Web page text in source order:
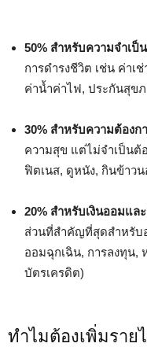
50% สำหรับความจำเป็
การดำรงชีวิต เช่น ค่าเ
ค่าน้ำค่าไฟ, ประกันสุข
30% สำหรับความต้องก
ความสุข แต่ไม่จำเป็นต้
ฟิตเนส, ดูหนัง, กินข้าว
20% สำหรับเงินออมแล
ส่วนที่สำคัญที่สุดสำหรับ
ออมฉุกเฉิน, การลงทุน,
บัตรเครดิต)
ทำไมต้องเพิ่มราย